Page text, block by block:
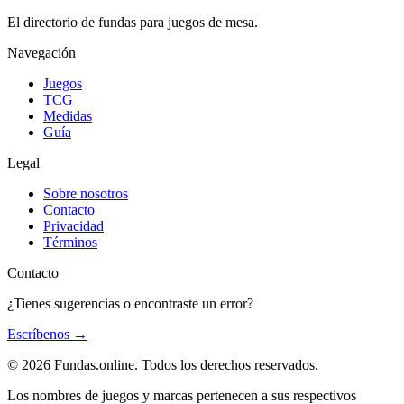
El directorio de fundas para juegos de mesa.
Navegación
Juegos
TCG
Medidas
Guía
Legal
Sobre nosotros
Contacto
Privacidad
Términos
Contacto
¿Tienes sugerencias o encontraste un error?
Escríbenos →
© 2026 Fundas.online. Todos los derechos reservados.
Los nombres de juegos y marcas pertenecen a sus respectivos